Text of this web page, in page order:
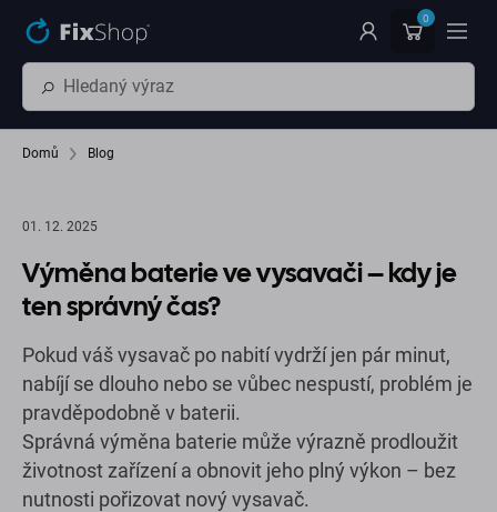
0
Domů Blog
01. 12. 2025
Výměna baterie ve vysavači – kdy je
ten správný čas?
Pokud váš vysavač po nabití vydrží jen pár minut,
nabíjí se dlouho nebo se vůbec nespustí, problém je
pravděpodobně v baterii.
Správná výměna baterie může výrazně prodloužit
životnost zařízení a obnovit jeho plný výkon – bez
nutnosti pořizovat nový vysavač.